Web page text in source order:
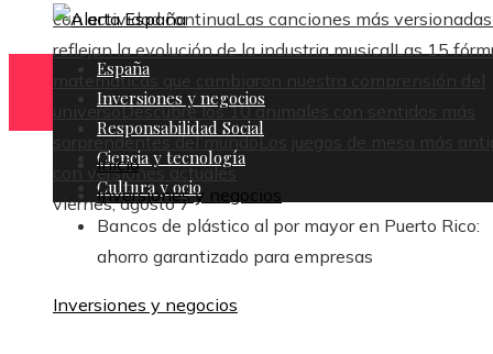
con actividad continuaLas canciones más
reflejan la evolución de la industria musicalLas 15
matemáticas que cambiaron nuestra comprensión del
universoDescubre los 10 animales con sentidos más
sorprendentes del mundoLos juegos de mesa más
con versiones actuales
viernes, agosto 7
España
Inversiones y negocios
Responsabilidad Social
Ciencia y tecnología
Cultura y ocio
Inicio
Inversiones y negocios
Bancos de plástico al por mayor en Puerto Rico:
ahorro garantizado para empresas
Inversiones y negocios